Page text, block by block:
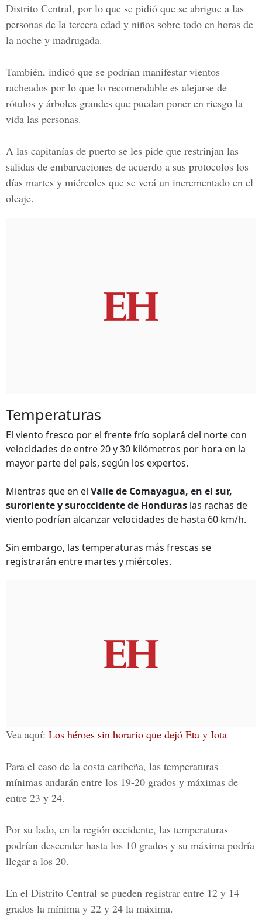
Distrito Central, por lo que se pidió que se abrigue a las
personas de la tercera edad y niños sobre todo en horas de
la noche y madrugada.
También, indicó que se podrían manifestar vientos
racheados por lo que lo recomendable es alejarse de
rótulos y árboles grandes que puedan poner en riesgo la
vida las personas.
A las capitanías de puerto se les pide que restrinjan las
salidas de embarcaciones de acuerdo a sus protocolos los
días martes y miércoles que se verá un incrementado en el
oleaje.
Temperaturas
El viento fresco por el frente frío soplará del norte con
velocidades de entre 20 y 30 kilómetros por hora en la
mayor parte del país, según los expertos.
Mientras que en el Valle de Comayagua, en el sur,
suroriente y suroccidente de Honduras las rachas de
viento podrían alcanzar velocidades de hasta 60 km/h.
Sin embargo, las temperaturas más frescas se
registrarán entre martes y miércoles.
Vea aquí: Los héroes sin horario que dejó Eta y Iota
Para el caso de la costa caribeña, las temperaturas
mínimas andarán entre los 19-20 grados y máximas de
entre 23 y 24.
Por su lado, en la región occidente, las temperaturas
podrían descender hasta los 10 grados y su máxima podría
llegar a los 20.
En el Distrito Central se pueden registrar entre 12 y 14
grados la mínima y 22 y 24 la máxima.